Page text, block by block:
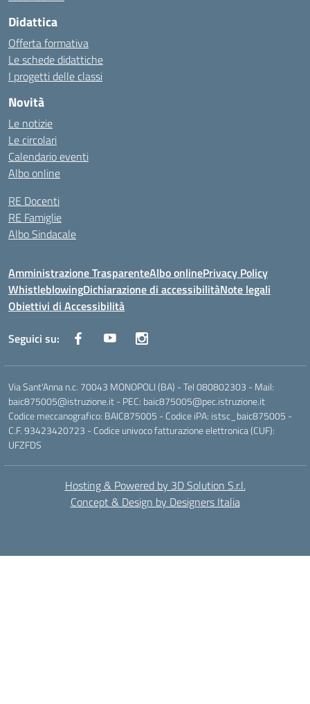
Didattica
Offerta formativa
Le schede didattiche
I progetti delle classi
Novità
Le notizie
Le circolari
Calendario eventi
Albo online
RE Docenti
RE Famiglie
Albo Sindacale
Amministrazione TrasparenteAlbo onlinePrivacy Policy
WhistleblowingDichiarazione di accessibilitàNote legali
Obiettivi di Accessibilità
Seguici su:
Via Sant'Anna n.c. 70043 MONOPOLI (BA) - Tel 080802303 - Mail:
baic875005@istruzione.it - PEC: baic875005@pec.istruzione.it
Codice meccanografico: BAIC875005 - Codice iPA: istsc_baic875005 -
C.F. 93423420723 - Codice univoco fatturazione elettronica (CUF):
UFZFDS
Hosting & Powered by 3D Solution S.r.l.
Concept & Design by Designers Italia